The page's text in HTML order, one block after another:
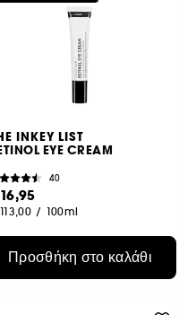
INKEY LIST
EYE CREAM
40
/ 100ml
Προσθήκη στο καλάθι